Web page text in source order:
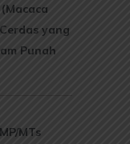
yang
Punah
MTs